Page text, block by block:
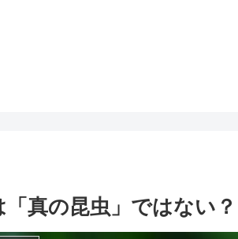
真の昆虫」ではない？